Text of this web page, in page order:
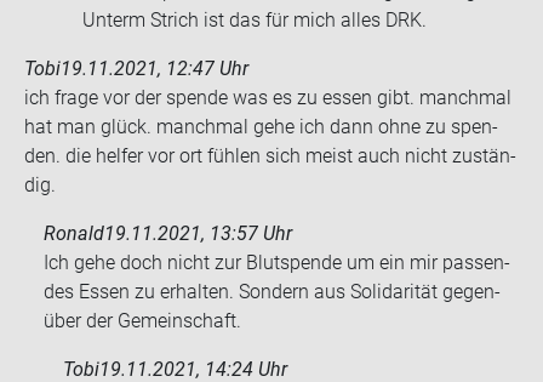
Un­term Strich ist das für mich alles DRK.
Tobi19.11.2021, 12:47 Uhr
ich frage vor der spen­de was es zu essen gibt. manch­mal
hat man glück. manch­mal gehe ich dann ohne zu spen­
den. die hel­fer vor ort füh­len sich meist auch nicht zu­stän­
dig.
Ronald19.11.2021, 13:57 Uhr
Ich gehe doch nicht zur Blut­spen­de um ein mir pas­sen­
des Essen zu er­hal­ten. Son­dern aus So­li­da­ri­tät ge­gen­
über der Ge­mein­schaft.
Tobi19.11.2021, 14:24 Uhr